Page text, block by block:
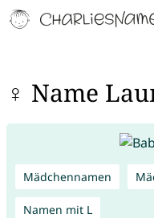
♀ Name
Mädchennamen
Namen mit L